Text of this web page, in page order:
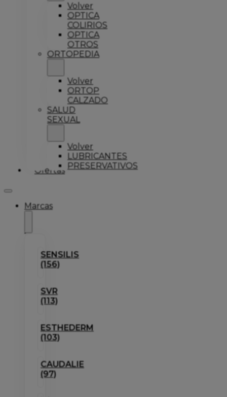
Volver
OPTICA
COLIRIOS
OPTICA
OTROS
ORTOPEDIA
Volver
ORTOP
CALZADO
SALUD
SEXUAL
Volver
LUBRICANTES
PRESERVATIVOS
Ofertas
Marcas
SENSILIS
(156)
SVR
(113)
ESTHEDERM
(103)
CAUDALIE
(97)